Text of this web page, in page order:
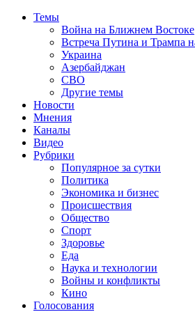
Темы
Война на Ближнем Востоке
Встреча Путина и Трампа
Украина
Азербайджан
СВО
Другие темы
Новости
Мнения
Каналы
Видео
Рубрики
Популярное за сутки
Политика
Экономика и бизнес
Происшествия
Общество
Спорт
Здоровье
Еда
Наука и технологии
Войны и конфликты
Кино
Голосования